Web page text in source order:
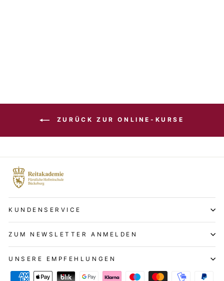
ZURÜCK ZUR ONLINE-KURSE
KUNDENSERVICE
ZUM NEWSLETTER ANMELDEN
UNSERE EMPFEHLUNGEN